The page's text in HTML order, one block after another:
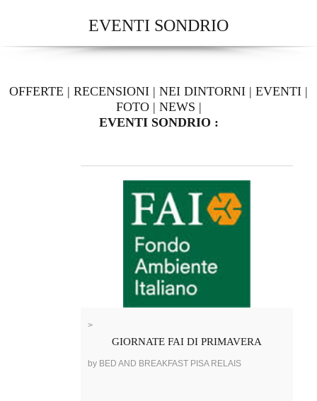
EVENTI SONDRIO
OFFERTE | RECENSIONI | NEI DINTORNI | EVENTI |
FOTO| NEWS |
EVENTI SONDRIO :
>
GIORNATE FAI DI PRIMAVERA
by BED AND BREAKFAST PISA RELAIS